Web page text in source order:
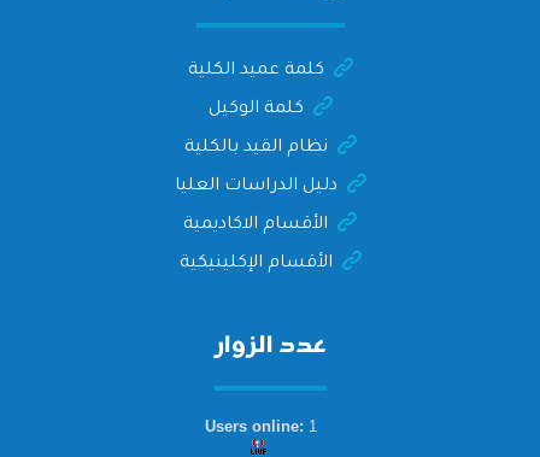
كلمة عميد الكلية
كلمة الوكيل
نظام القيد بالكلية
دليل الدراسات العليا
الأقسام الاكاديمية
الأقسام الإكلينيكية
عدد الزوار
Users online: 1